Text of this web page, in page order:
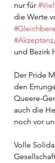
nur für
die Werte
#Akzeptanz
und Bezirk
Der Pride
den
Queere-
auch die
noch vor
Volle